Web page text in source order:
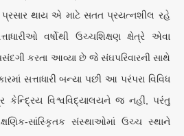
પ્રસાર થાય એ માટે સતત પ્રયત્નશીલ રહે
વર્ષોથી ઉચ્ચશિક્ષણ ક્ષેત્રે એવા
કરતા આવ્યા છે જે સંઘપરિવારની સાથે
સત્તાધારી બન્યા પછી આ પરંપરા વિવિધ
કેન્દ્રિય વિશ્વવિદ્યાલયને જ નહીં, પરંતુ
સાંસ્કૃિતક સંસ્થાઓમાં ઉચ્ચ સ્થાને